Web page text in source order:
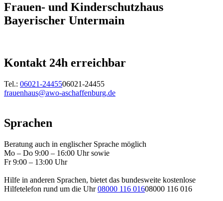
Frauen- und Kinderschutzhaus
Bayerischer Untermain
Kontakt 24h erreichbar
Tel.: 06021-2445506021-24455
frauenhaus@awo-aschaffenburg.de
Sprachen
Beratung auch in englischer Sprache möglich
Mo – Do 9:00 – 16:00 Uhr sowie
Fr 9:00 – 13:00 Uhr
Hilfe in anderen Sprachen, bietet das bundesweite kostenlose
Hilfetelefon rund um die Uhr08000 116 01608000 116 016